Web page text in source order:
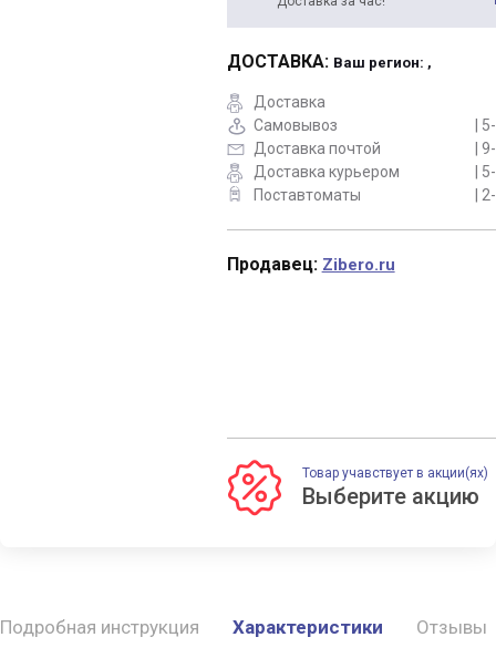
ДОСТАВКА: Ваш регион: ,
Доставка
Самовывоз
|
Доставка почтой
|
Доставка курьером
|
Поставтоматы
|
Продавец: Zibero.ru
Товар учавствует в акции(ях)
Подробная инструкция Характеристики Отзывы